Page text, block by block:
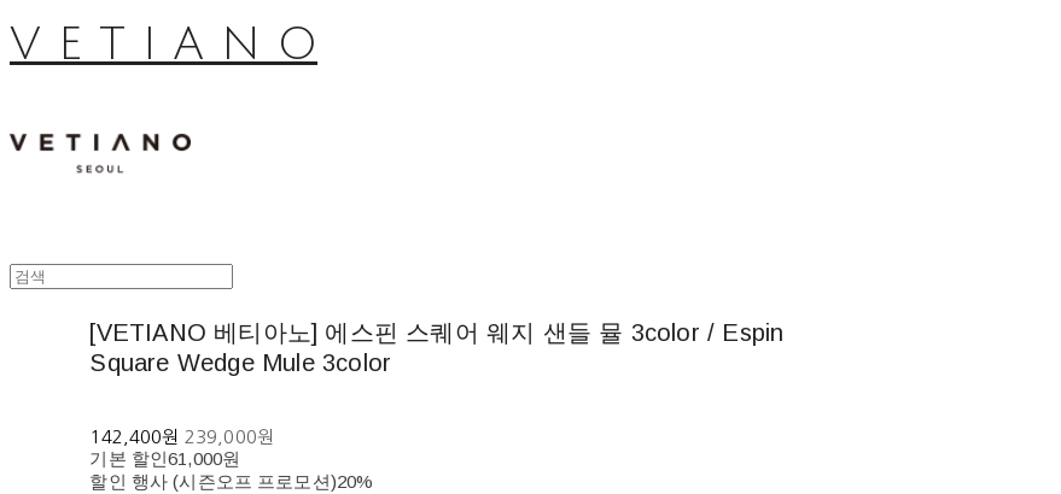
V E T I A N O
[VETIANO 베티아노] 에스핀 스퀘어 웨지 샌들 뮬 3color / Espin
Square Wedge Mule 3color
142,400원 239,000원
기본 할인61,000원
할인 행사 (시즌오프 프로모션)20%